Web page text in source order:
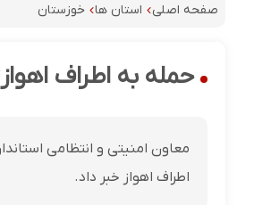
صفحه اصلی استان ها خوزستان
حمله به اطراف اهواز؛ ۳ نفر جان باختند و چند نفر مجروح
معاون امنیتی و انتظامی
اطراف اهواز خبر داد.